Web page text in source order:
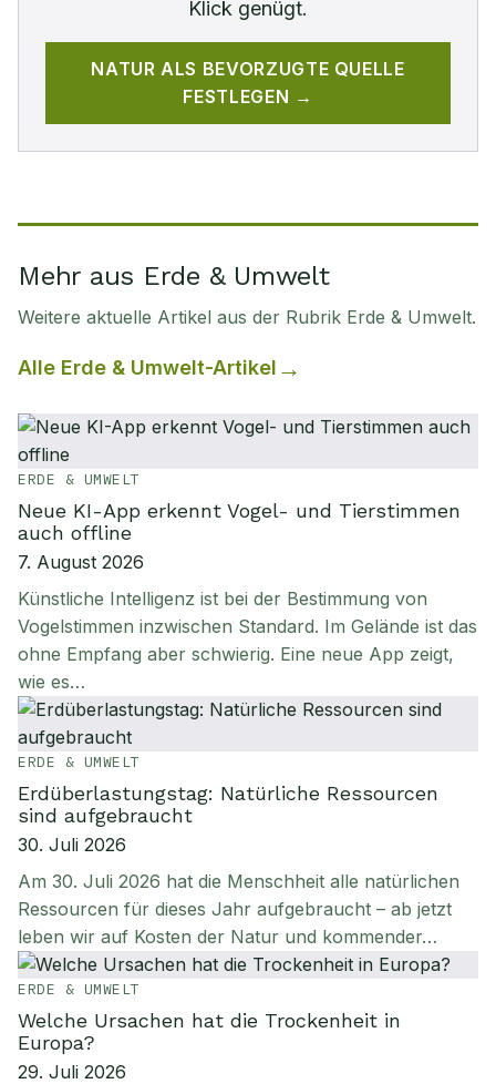
Klick genügt.
NATUR ALS BEVORZUGTE QUELLE
FESTLEGEN →
Mehr aus Erde & Umwelt
Weitere aktuelle Artikel aus der Rubrik Erde & Umwelt.
Alle Erde & Umwelt-Artikel
ERDE & UMWELT
Neue KI-App erkennt Vogel- und Tierstimmen
auch offline
7. August 2026
Künstliche Intelligenz ist bei der Bestimmung von
Vogelstimmen inzwischen Standard. Im Gelände ist das
ohne Empfang aber schwierig. Eine neue App zeigt,
wie es…
ERDE & UMWELT
Erdüberlastungstag: Natürliche Ressourcen
sind aufgebraucht
30. Juli 2026
Am 30. Juli 2026 hat die Menschheit alle natürlichen
Ressourcen für dieses Jahr aufgebraucht – ab jetzt
leben wir auf Kosten der Natur und kommender…
ERDE & UMWELT
Welche Ursachen hat die Trockenheit in
Europa?
29. Juli 2026